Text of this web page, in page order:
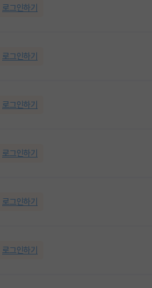
로그인하기
로그인하기
로그인하기
로그인하기
로그인하기
로그인하기